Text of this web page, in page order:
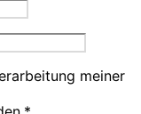
meiner